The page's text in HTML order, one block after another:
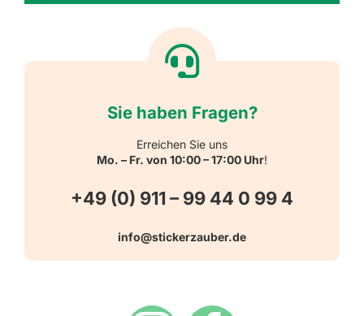
Reflektierende Aufkleber
Warn-, Gebots-, Verbots- und
Hinweisaufkleber
Versandarten
Sie haben Fragen?
Erreichen Sie uns
Mo. – Fr. von 10:00 – 17:00 Uhr!
+49 (0) 911 – 99 44 0 99 4
info@stickerzauber.de